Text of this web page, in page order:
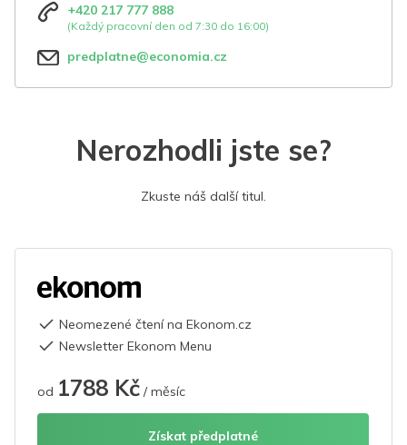
+420 217 777 888
(Každý pracovní den od 7:30 do 16:00)
predplatne@economia.cz
Nerozhodli jste se?
Zkuste náš další titul.
Neomezené čtení na Ekonom.cz
Newsletter Ekonom Menu
od 1788 Kč / měsíc
Získat předplatné